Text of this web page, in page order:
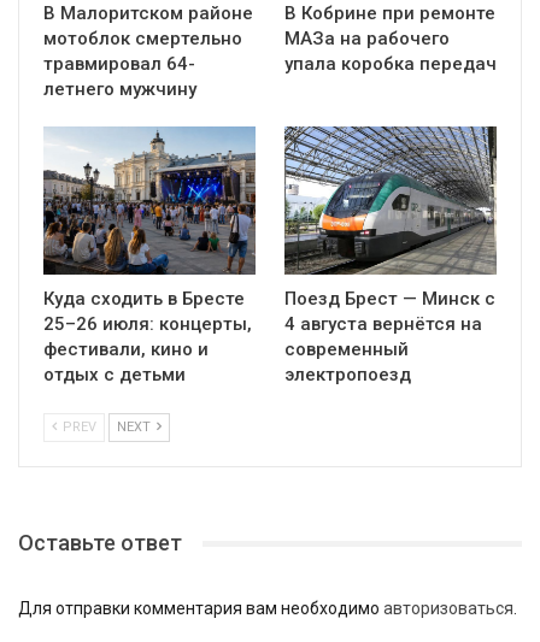
В Малоритском районе
мотоблок смертельно
травмировал 64-
летнего мужчину
В Кобрине при ремонте
МАЗа на рабочего
упала коробка передач
Куда сходить в Бресте
25–26 июля: концерты,
фестивали, кино и
отдых с детьми
Поезд Брест — Минск с
4 августа вернётся на
современный
электропоезд
PREV NEXT
Оставьте ответ
Для отправки комментария вам необходимо авторизоваться